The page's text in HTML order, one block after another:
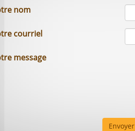
nom
courriel
message
Envoyer